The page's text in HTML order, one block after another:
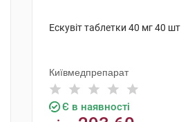
Ескувіт таблетки 40 мг 40 шт
Київмедпрепарат
Є в наявності